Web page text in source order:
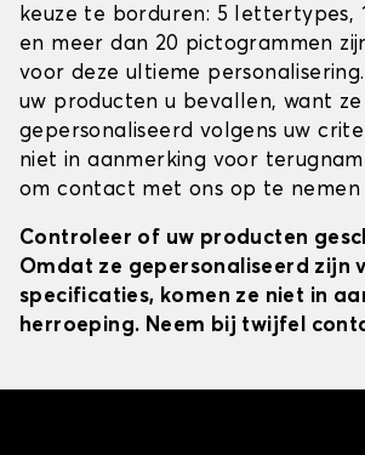
keuze te borduren: 5 lettertypes,
en meer dan 20 pictogrammen
voor deze ultieme
uw producten u bevallen, want ze
gepersonaliseerd volgens uw
niet in aanmerking voor
om contact met ons op te
Controleer of uw producten
Omdat ze gepersonaliseerd zijn
specificaties, komen ze niet in
herroeping. Neem bij twijfel